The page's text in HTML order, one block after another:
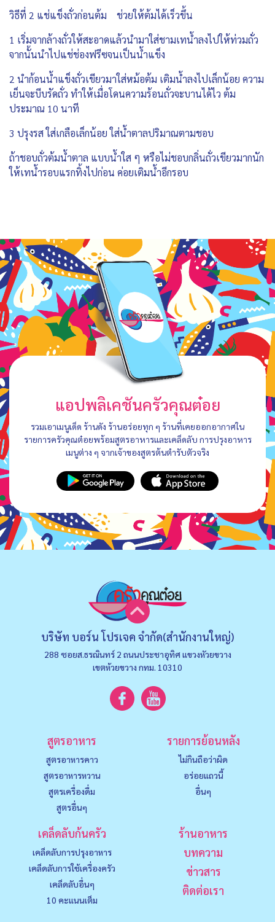
วิธีที่ 2 แช่แข็งถั่วก่อนต้ม ช่วยให้ต้มได้เร็วขึ้น
1 เริ่มจากล้างถั่วให้สะอาดแล้วนำมาใส่ชามเทน้ำลงไปให้ท่วมถั่ว
จากนั้นนำไปแช่ช่องฟรีซจนเป็นน้ำแข็ง
2 นำก้อนน้ำแข็งถั่วเขียวมาใส่หม้อต้ม เติมน้ำลงไปเล็กน้อย ความ
เย็นจะบีบรัดถั่ว ทำให้เมื่อโดนความร้อนถั่วจะบานได้ไว ต้ม
ประมาณ 10 นาที
3 ปรุงรส ใส่เกลือเล็กน้อย ใส่น้ำตาลปริมาณตามชอบ
ถ้าชอบถั่วต้มน้ำตาล แบบน้ำใส ๆ หรือไม่ชอบกลิ่นถั่วเขียวมากนัก
ให้เทน้ำรอบแรกทิ้งไปก่อน ค่อยเติมน้ำอีกรอบ
แอปพลิเคชันครัวคุณต๋อย
รวมเอาเมนูเด็ด ร้านดัง ร้านอร่อยทุก ๆ ร้านที่เคยออกอากาศใน
รายการครัวคุณต๋อยพร้อมสูตรอาหารและเคล็ดลับ การปรุงอาหาร
เมนูต่าง ๆ จากเจ้าของสูตรต้นตำรับตัวจริง
บริษัท บอร์น โปรเจค จำกัด(สำนักงานใหญ่)
288 ซอยส.ธรณินทร์ 2 ถนนประชาอุทิศ แขวงหัวยขวาง
เขตห้วยขวาง กทม. 10310
สูตรอาหาร
สูตรอาหารคาว
สูตรอาหารหวาน
สูตรเครื่องดื่ม
สูตรอื่นๆ
รายการย้อนหลัง
ไม่กินถือว่าผิด
อร่อยแถวนี้
อื่นๆ
เคล็ดลับก้นครัว
เคล็ดลับการปรุงอาหาร
เคล็ดลับการใช้เครื่องครัว
เคล็ดลับอื่นๆ
10 คะแนนเต็ม
ร้านอาหาร
บทความ
ข่าวสาร
ติดต่อเรา